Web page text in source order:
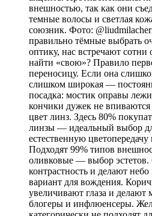
внешностью, так как они
темные волосы и светлая
союзник. Фото:
правильно тёмные выбрать
оптику, нас встречают
найти «свою»? Правило
переносицу. Если она
слишком широкая —
посадка: мостик оправы
кончики дужек не
цвет линз. Здесь 80%
линзы — идеальный выбор
естественную
Подходят 99% типов
оливковые — выбор
контрастность и делают
вариант для вождения.
увеличивают глаза и
блогеры и инфлюенсеры.